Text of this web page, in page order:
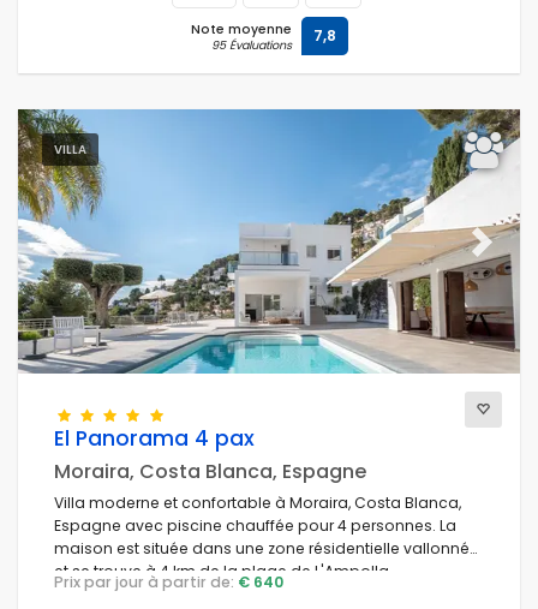
Note moyenne
95 Évaluations 7,8
VILLA
Previous Next
El Panorama 4 pax
Moraira, Costa Blanca, Espagne
Villa moderne et confortable à Moraira, Costa Blanca,
Espagne avec piscine chauffée pour 4 personnes. La
maison est située dans une zone résidentielle vallonnée
et se trouve à 4 km de la plage de L'Ampolla.
Prix par jour à partir de: € 640